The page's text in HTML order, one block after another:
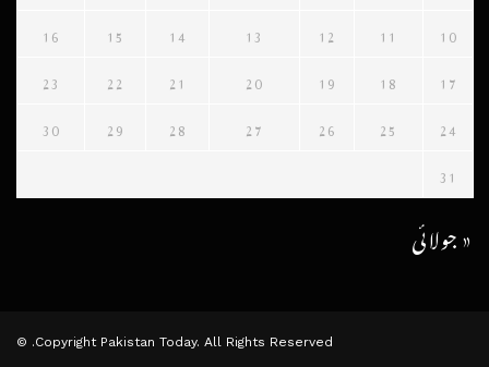
10
11
12
13
14
15
16
17
18
19
20
21
22
23
24
25
26
27
28
29
30
31
« جولائی
Copyright Pakistan Today. All Rights Reserved. ©